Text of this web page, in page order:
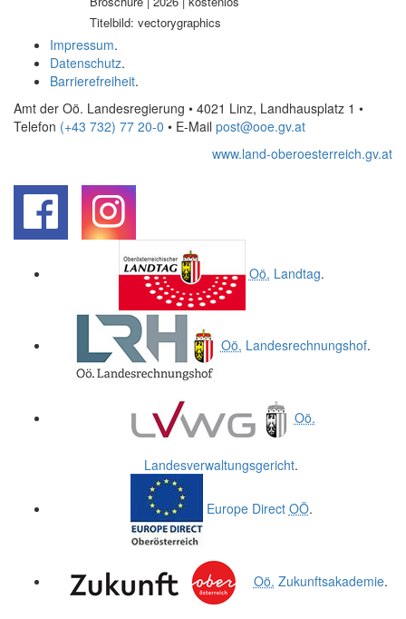
Titelbild: vectorygraphics
Impressum.
Datenschutz.
Barrierefreiheit.
Amt der Oö. Landesregierung • 4021 Linz, Landhausplatz 1 •
Telefon (+43 732) 77 20-0 • E-Mail post@ooe.gv.at
www.land-oberoesterreich.gv.at
Oö. Landtag.
Oö. Landesrechnungshof.
Oö.
Landesverwaltungsgericht.
Europe Direct OÖ.
Oö. Zukunftsakademie.